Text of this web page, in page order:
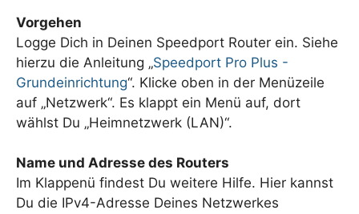
Vorgehen
Logge Dich in Deinen Speedport Router ein. Siehe
hierzu die Anleitung „Speedport Pro Plus -
Grundeinrichtung“. Klicke oben in der Menüzeile
auf „Netzwerk“. Es klappt ein Menü auf, dort
wählst Du „Heimnetzwerk (LAN)“.
Name und Adresse des Routers
Im Klappenü findest Du weitere Hilfe. Hier kannst
Du die IPv4-Adresse Deines Netzwerkes